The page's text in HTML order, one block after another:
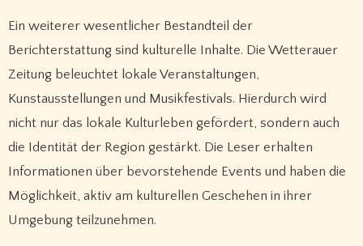
Ein weiterer wesentlicher Bestandteil der
Berichterstattung sind kulturelle Inhalte. Die Wetterauer
Zeitung beleuchtet lokale Veranstaltungen,
Kunstausstellungen und Musikfestivals. Hierdurch wird
nicht nur das lokale Kulturleben gefördert, sondern auch
die Identität der Region gestärkt. Die Leser erhalten
Informationen über bevorstehende Events und haben die
Möglichkeit, aktiv am kulturellen Geschehen in ihrer
Umgebung teilzunehmen.